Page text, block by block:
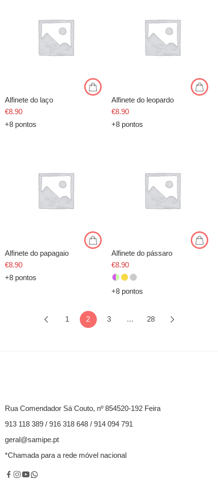
Alfinete do laço
€8.90
+8 pontos
Alfinete do leopardo
€8.90
+8 pontos
Alfinete do papagaio
€8.90
+8 pontos
Alfinete do pássaro
€8.90
+8 pontos
1 2 3 … 28
Rua Comendador Sá Couto, nº 854520-192 Feira
913 118 389 / 916 318 648 / 914 094 791
geral@samipe.pt
*Chamada para a rede móvel nacional